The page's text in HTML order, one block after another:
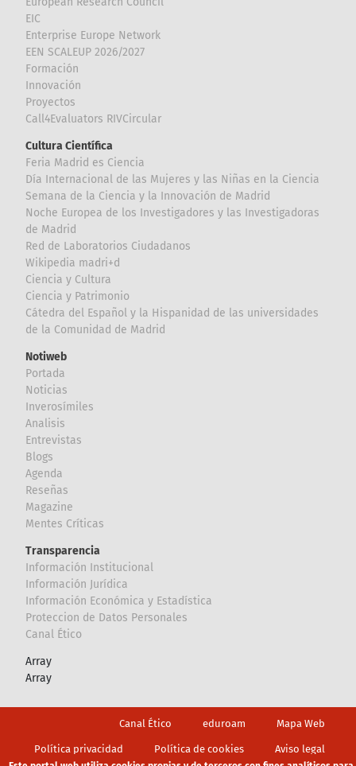
EIC
Enterprise Europe Network
EEN SCALEUP 2026/2027
Formación
Innovación
Proyectos
Call4Evaluators RIVCircular
Cultura Científica
Feria Madrid es Ciencia
Día Internacional de las Mujeres y las Niñas en la Ciencia
Semana de la Ciencia y la Innovación de Madrid
Noche Europea de los Investigadores y las Investigadoras
de Madrid
Red de Laboratorios Ciudadanos
Wikipedia madri+d
Ciencia y Cultura
Ciencia y Patrimonio
Cátedra del Español y la Hispanidad de las universidades
de la Comunidad de Madrid
Notiweb
Portada
Noticias
Inverosímiles
Analisis
Entrevistas
Blogs
Agenda
Reseñas
Magazine
Mentes Críticas
Transparencia
Información Institucional
Información Jurídica
Información Económica y Estadística
Proteccion de Datos Personales
Canal Ético
Array
Array
Canal Ético eduroam Mapa Web
Política privacidad Política de cookies Aviso legal